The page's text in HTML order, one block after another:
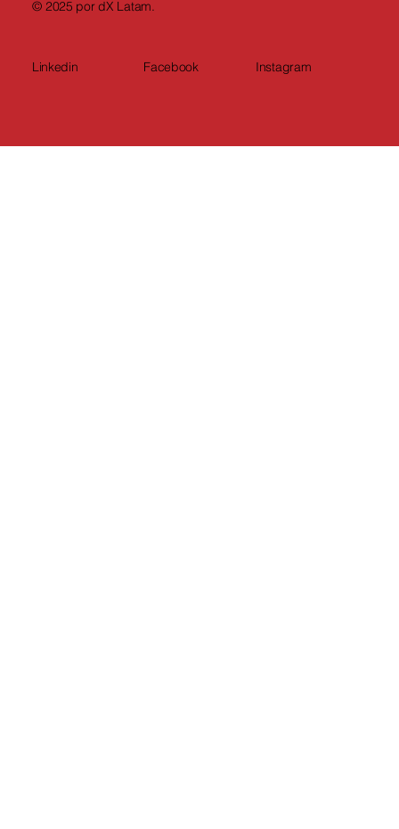
Linkedin Facebook Instagram
© 2025 por dX Latam.